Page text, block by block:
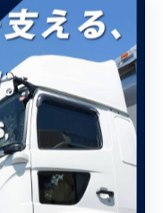
され、急なシフト
なります。また、地
間の運転や遠方への
やすいのも特徴で
しやすさ」を重視し
隣市町村からのア